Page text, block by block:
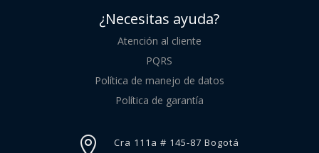
¿Necesitas ayuda?
Atención al cliente
PQRS
Política de manejo de datos
Política de garantía

Cra 111a # 145-87 Bogotá